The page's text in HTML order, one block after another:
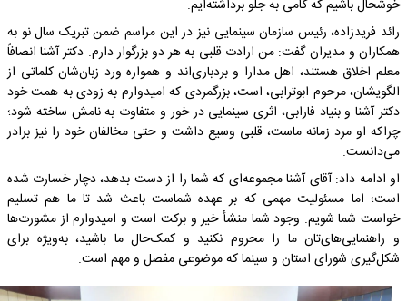
خوشحال باشیم که گامی به جلو برداشته‌ایم.
رائد فریدزاده، رئیس سازمان سینمایی نیز در این مراسم ضمن تبریک سال نو به
همکاران و مدیران گفت: من ارادت قلبی به هر دو بزرگوار دارم. دکتر آشنا انصافاً
معلم اخلاق هستند، اهل مدارا و بردباری‌اند و همواره ورد زبان‌شان کلماتی از
الگویشان، مرحوم ابوترابی، است، بزرگمردی که امیدوارم به زودی به همت خود
دکتر آشنا و بنیاد فارابی، اثری سینمایی در خور و متفاوت به نامش ساخته شود؛
چراکه او مرد زمانه ماست، قلبی وسیع داشت و حتی مخالفان خود را نیز برادر
می‌دانست.
او ادامه داد: آقای آشنا مجموعه‌ای که شما را از دست بدهد، دچار خسارت شده
است؛ اما مسئولیت مهمی که بر عهده شماست باعث شد تا ما هم تسلیم
خواست شما شویم. وجود شما منشأ خیر و برکت است و امیدوارم از مشورت‌ها
و راهنمایی‌های‌تان ما را محروم نکنید و کمک‌حال ما باشید، به‌ویژه برای
شکل‌گیری شورای استان و سینما که موضوعی مفصل و مهم است.